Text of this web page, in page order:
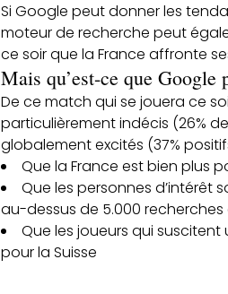
Si Google peut donner les
moteur de recherche peut
ce soir que la France affronte
Mais qu’est-ce que Google
De ce match qui se jouera ce
particulièrement indécis (26%
globalement excités (37%
Que la France est bien plus
Que les personnes d’intérêt
au-dessus de 5.000 recherches
Que les joueurs qui
pour la Suisse